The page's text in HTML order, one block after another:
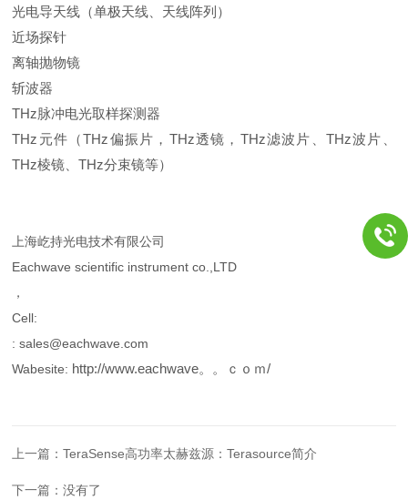
光电导天线（单极天线、天线阵列 ）
近场探针
离轴抛物镜
斩波器
THz脉冲电光取样探测器
THz元件（THz偏振片，THz透镜，THz滤波片、THz波片、
THz棱镜、THz分束镜等）
上海屹持光电技术有限公司
Eachwave scientific instrument co.,LTD
，
Cell:
: sales@eachwave.com
Wabesite: http://www.eachwave。。ｃｏｍ/
上一篇：TeraSense高功率太赫兹源：Terasource简介
下一篇：没有了